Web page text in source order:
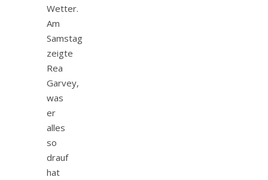
Wetter.
Am
Samstag
zeigte
Rea
Garvey,
was
er
alles
so
drauf
hat